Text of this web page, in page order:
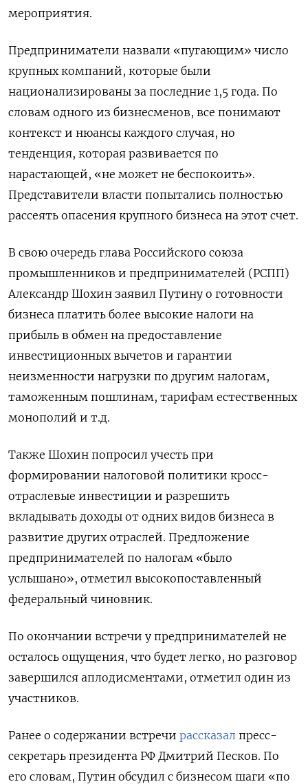
мероприятия.
Предприниматели назвали «пугающим» число
крупных компаний, которые были
национализированы за последние 1,5 года. По
словам одного из бизнесменов, все понимают
контекст и нюансы каждого случая, но
тенденция, которая развивается по
нарастающей, «не может не беспокоить».
Представители власти попытались полностью
рассеять опасения крупного бизнеса на этот счет.
В свою очередь глава Российского союза
промышленников и предпринимателей (РСПП)
Александр Шохин заявил Путину о готовности
бизнеса платить более высокие налоги на
прибыль в обмен на предоставление
инвестиционных вычетов и гарантии
неизменности нагрузки по другим налогам,
таможенным пошлинам, тарифам естественных
монополий и т.д.
Также Шохин попросил учесть при
формировании налоговой политики кросс-
отраслевые инвестиции и разрешить
вкладывать доходы от одних видов бизнеса в
развитие других отраслей. Предложение
предпринимателей по налогам «было
услышано», отметил высокопоставленный
федеральный чиновник.
По окончании встречи у предпринимателей не
осталось ощущения, что будет легко, но разговор
завершился аплодисментами, отметил один из
участников.
Ранее о содержании встречи рассказал пресс-
секретарь президента РФ Дмитрий Песков. По
его словам, Путин обсудил с бизнесом шаги «по